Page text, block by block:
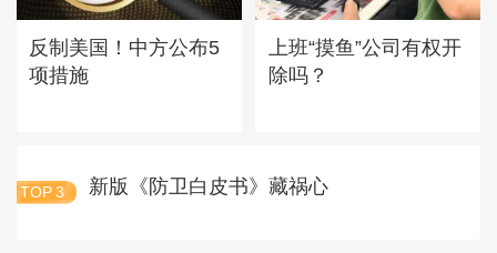
反制美国！中方公布5
项措施
上班“摸鱼”公司有权开
除吗？
TOP 3 新版《防卫白皮书》藏祸心